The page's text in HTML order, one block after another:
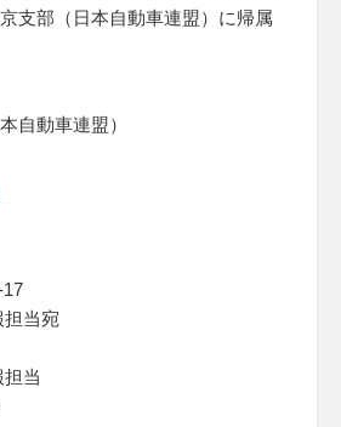
支部（日本自動車連盟）に帰属
自動車連盟）
担当宛
当